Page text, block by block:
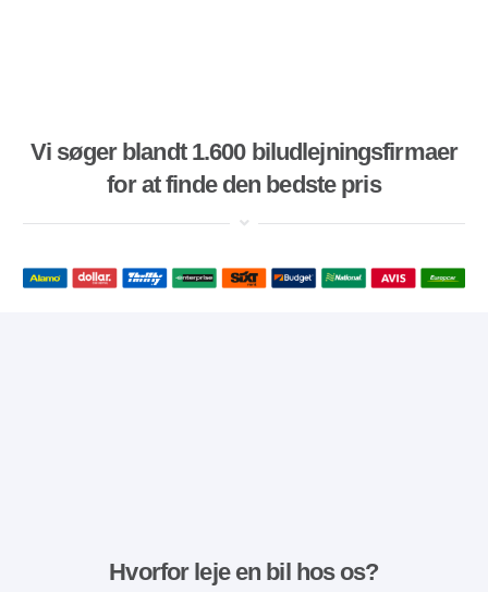
Vi søger blandt 1.600 biludlejningsfirmaer
for at finde den bedste pris
Hvorfor leje en bil hos os?